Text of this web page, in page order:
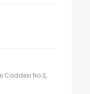
Caddesi No:3,